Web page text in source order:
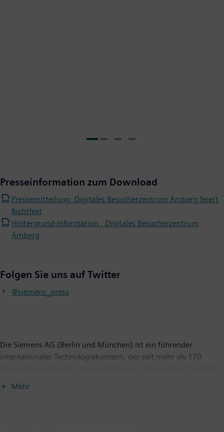
Presseinformation zum Download
Pressemitteilung: Digitales Besucherzentrum Amberg feiert
Richtfest
Hintergrund-Information : Digitales Besucherzentrum
Amberg
Folgen Sie uns auf Twitter
@siemens_press
Die Siemens AG (Berlin und München) ist ein führender
internationaler Technologiekonzern, der seit mehr als 170
Mehr